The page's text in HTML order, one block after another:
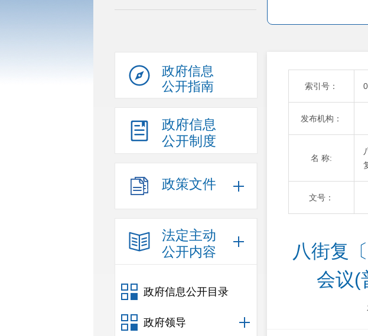
政府信息
公开指南
政府信息
公开制度
政策文件
法定主动
公开内容
政府信息公开目录
政府领导
索引号：
发布机构：
名 称:
文号：
八街复
会议(